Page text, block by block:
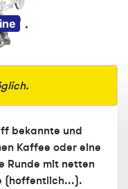
bekannte und
Kaffee oder eine
Runde mit netten
(hoffentlich...).